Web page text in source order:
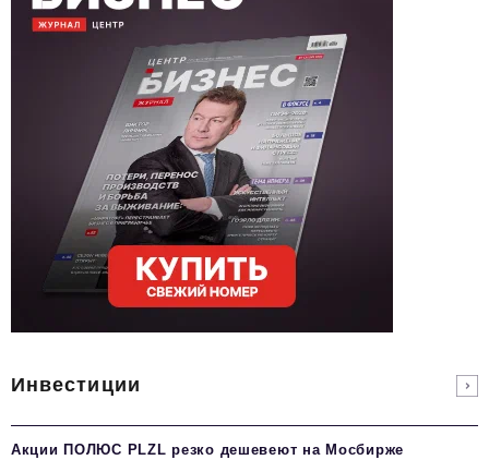
Инвестиции
Акции ПОЛЮС PLZL резко дешевеют на Мосбирже